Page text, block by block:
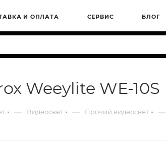
И ОПЛАТА СЕРВИС БЛОГ
Weeylite WE-10S
— Видеосвет — Прочий видеосвет —